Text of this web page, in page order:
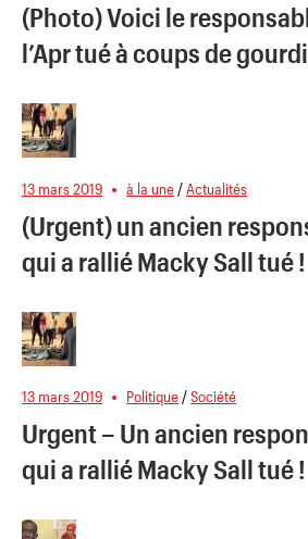
(Photo) Voici le
l’Apr tué à coups de
13 mars 2019 à la une /Actualités
(Urgent) un ancien
qui a rallié Macky Sall tué !
13 mars 2019 Politique /Société
Urgent – Un ancien
qui a rallié Macky Sall tué !